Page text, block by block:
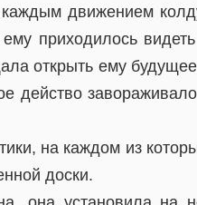
движением
приходилось
открыть ему
действо
на каждом из
доски.